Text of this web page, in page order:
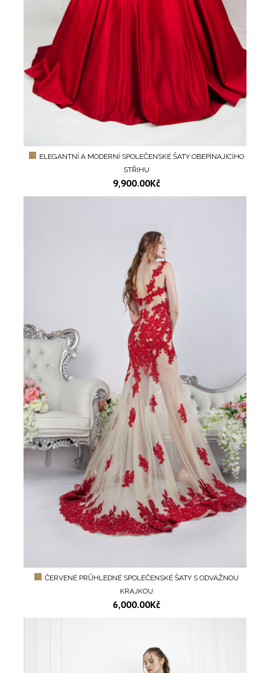
ELEGANTNÍ A MODERNÍ SPOLEČENSKÉ ŠATY OBEPÍNAJICÍHO
STŘIHU
9,900.00Kč
ČERVENÉ PRŮHLEDNÉ SPOLEČENSKÉ ŠATY S ODVÁŽNOU
KRAJKOU
6,000.00Kč